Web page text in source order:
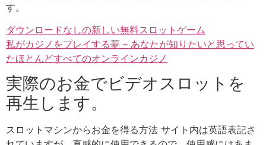
す。
ダウンロードなしの新しい無料スロットゲーム
私がカジノをプレイする夢 – あなたが知りたいと思ってい
たほとんどすべてのオンラインカジノ
実際のお金でビデオスロットを
再生します。
スロットマシンからお金を得る方法 サイト内は英語表記さ